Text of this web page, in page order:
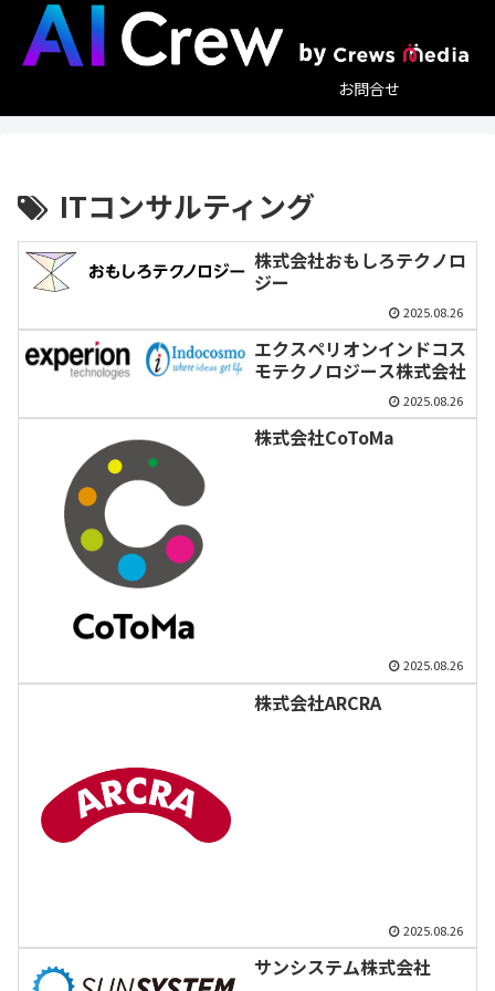
お問合せ
ITコンサルティング
株式会社おもしろテクノロ
ジー
2025.08.26
エクスペリオンインドコス
モテクノロジース株式会社
2025.08.26
株式会社CoToMa
2025.08.26
株式会社ARCRA
2025.08.26
サンシステム株式会社